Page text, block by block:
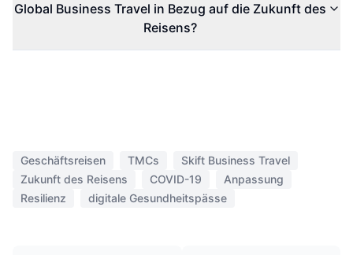
Global Business Travel in Bezug auf die Zukunft des
Reisens?
Geschäftsreisen TMCs
Skift Business Travel
Zukunft des Reisens
COVID-19
Anpassung
Resilienz
digitale Gesundheitspässe